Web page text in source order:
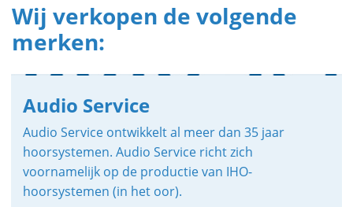
Wij verkopen de volgende
merken:
Audio Service
Audio Service ontwikkelt al meer dan 35 jaar
hoorsystemen. Audio Service richt zich
voornamelijk op de productie van IHO-
hoorsystemen (in het oor).